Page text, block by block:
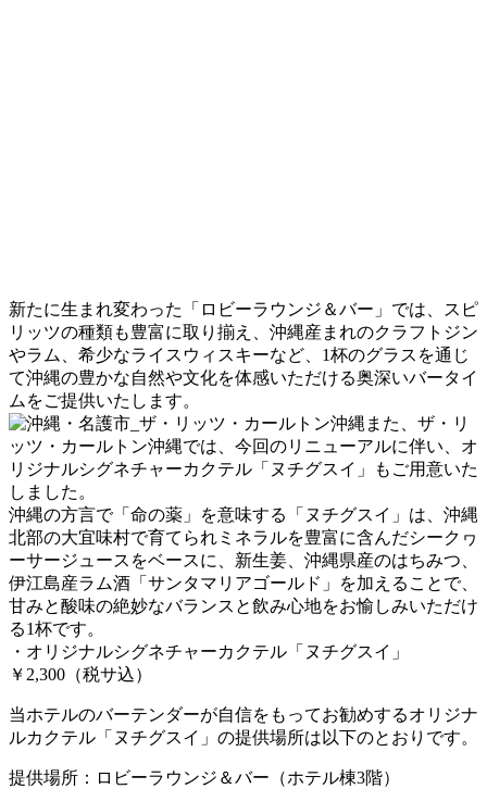
新たに生まれ変わった「ロビーラウンジ＆バー」では、スピ
リッツの種類も豊富に取り揃え、沖縄産まれのクラフトジン
やラム、希少なライスウィスキーなど、1杯のグラスを通じ
て沖縄の豊かな自然や文化を体感いただける奥深いバータイ
ムをご提供いたします。
また、ザ・リ
ッツ・カールトン沖縄では、今回のリニューアルに伴い、オ
リジナルシグネチャーカクテル「ヌチグスイ」もご用意いた
しました。
沖縄の方言で「命の薬」を意味する「ヌチグスイ」は、沖縄
北部の大宜味村で育てられミネラルを豊富に含んだシークヮ
ーサージュースをベースに、新生姜、沖縄県産のはちみつ、
伊江島産ラム酒「サンタマリアゴールド」を加えることで、
甘みと酸味の絶妙なバランスと飲み心地をお愉しみいただけ
る1杯です。
・オリジナルシグネチャーカクテル「ヌチグスイ」
￥2,300（税サ込）
当ホテルのバーテンダーが自信をもってお勧めするオリジナ
ルカクテル「ヌチグスイ」の提供場所は以下のとおりです。
提供場所：ロビーラウンジ＆バー（ホテル棟3階）